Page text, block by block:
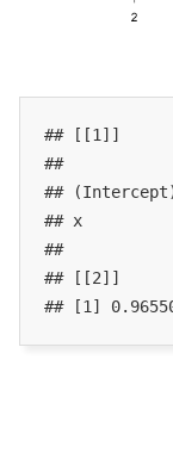
## [[1]]
##
## (Intercept)
## x
##
## [[2]]
## [1]